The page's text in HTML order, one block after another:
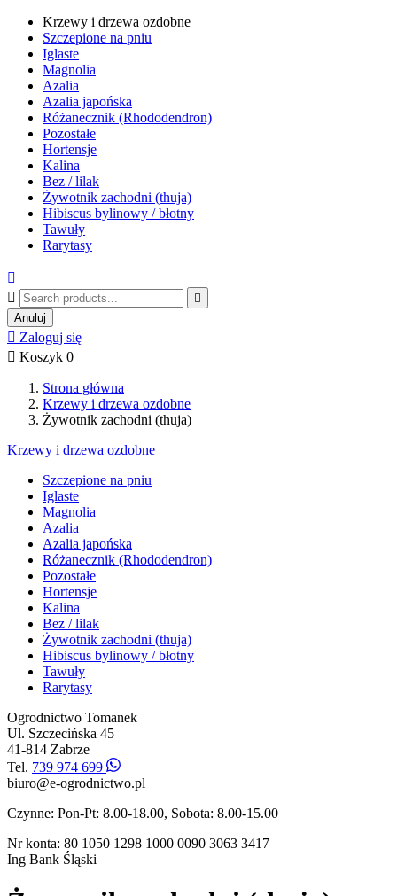
Krzewy i drzewa ozdobne
Szczepione na pniu
Iglaste
Magnolia
Azalia
Azalia japońska
Różanecznik (Rhododendron)
Pozostałe
Hortensje
Kalina
Bez / lilak
Żywotnik zachodni (thuja)
Hibiscus bylinowy / błotny
Tawuły
Rarytasy



Anuluj
 Zaloguj się
 Koszyk 0
Strona główna
Krzewy i drzewa ozdobne
Żywotnik zachodni (thuja)
Krzewy i drzewa ozdobne
Szczepione na pniu
Iglaste
Magnolia
Azalia
Azalia japońska
Różanecznik (Rhododendron)
Pozostałe
Hortensje
Kalina
Bez / lilak
Żywotnik zachodni (thuja)
Hibiscus bylinowy / błotny
Tawuły
Rarytasy
Ogrodnictwo Tomanek
Ul. Szczecińska 45
41-814 Zabrze
Tel. 739 974 699
biuro@e-ogrodnictwo.pl
Czynne: Pon-Pt: 8.00-18.00, Sobota: 8.00-15.00
Nr konta: 80 1050 1298 1000 0090 3063 3417
Ing Bank Śląski